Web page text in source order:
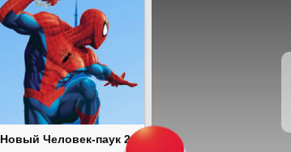
Новый Человек-паук 2